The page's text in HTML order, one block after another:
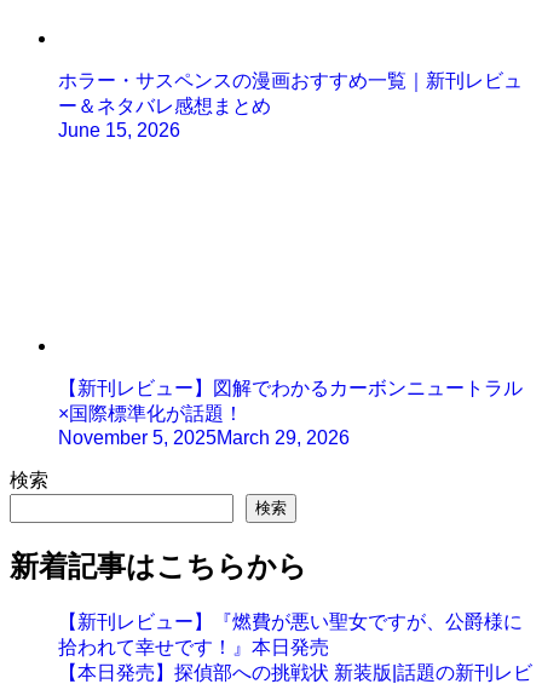
ホラー・サスペンスの漫画おすすめ一覧｜新刊レビュ
ー＆ネタバレ感想まとめ
June 15, 2026
【新刊レビュー】図解でわかるカーボンニュートラル
×国際標準化が話題！
November 5, 2025March 29, 2026
検索
検索
新着記事はこちらから
【新刊レビュー】『燃費が悪い聖女ですが、公爵様に
拾われて幸せです！』本日発売
【本日発売】探偵部への挑戦状 新装版|話題の新刊レビ